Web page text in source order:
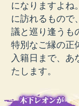
になりますよね
に訪れるもので
議と巡り逢う
特別なご縁の正
入籍日まで、あ
たします。